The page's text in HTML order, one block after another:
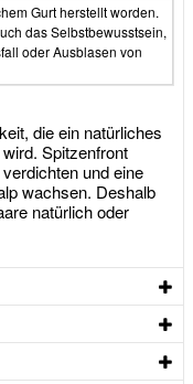
Gurt herstellt worden.
das Selbstbewusstsein,
oder Ausblasen von
die ein natürliches
Spitzenfront
und eine
wachsen. Deshalb
natürlich oder